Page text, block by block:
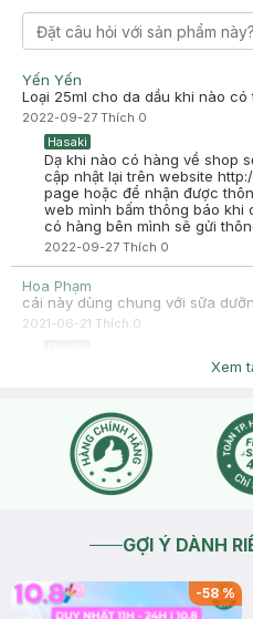
Yến Yến
Loại 25ml cho da dầu khi nào
2022-09-27 Thích 0
Hasaki
Dạ khi nào có hàng về shop
cập nhật lại trên website
page hoặc để nhận được
web mình bấm thông báo khi
có hàng bên mình sẽ gửi
2022-09-27 Thích 0
Hoa Phạm
cái này dùng chung với sữa
2021-06-21 Thích 0
Chào bạn, bạn có thể tham
Xem
GỢI Ý DÀNH
-58%